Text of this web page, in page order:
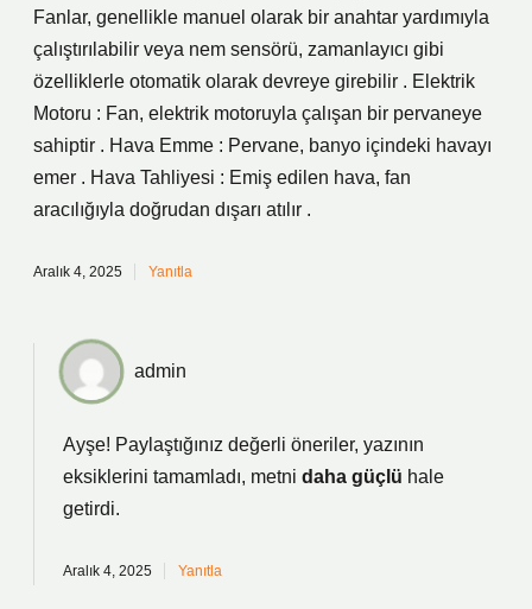
Fanlar, genellikle manuel olarak bir anahtar yardımıyla
çalıştırılabilir veya nem sensörü, zamanlayıcı gibi
özelliklerle otomatik olarak devreye girebilir . Elektrik
Motoru : Fan, elektrik motoruyla çalışan bir pervaneye
sahiptir . Hava Emme : Pervane, banyo içindeki havayı
emer . Hava Tahliyesi : Emiş edilen hava, fan
aracılığıyla doğrudan dışarı atılır .
Aralık 4, 2025 Yanıtla
admin
Ayşe! Paylaştığınız değerli öneriler, yazının
eksiklerini tamamladı, metni daha güçlü hale
getirdi.
Aralık 4, 2025 Yanıtla